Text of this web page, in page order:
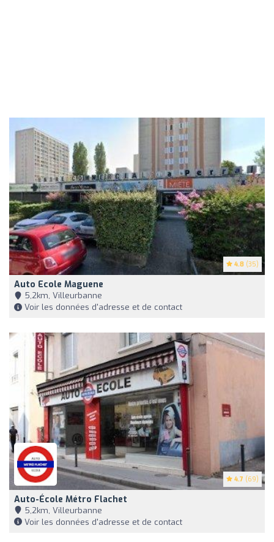
4.8 (35)
Auto Ecole Maguene
5,2km, Villeurbanne
Voir les données d'adresse et de contact
4.7 (69)
Auto-École Métro Flachet
5,2km, Villeurbanne
Voir les données d'adresse et de contact